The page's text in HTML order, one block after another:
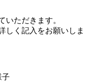
いただきます。
しく記入をお願いしま